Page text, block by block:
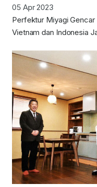
05 Apr 2023
Perfektur Miyagi
Vietnam dan Indonesia